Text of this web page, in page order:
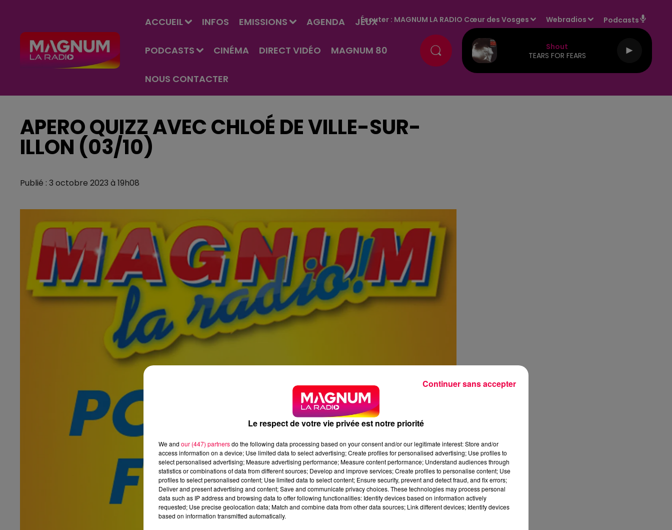
ACCUEIL INFOS EMISSIONS AGENDA JEUX
PODCASTS CINÉMA DIRECT VIDÉO MAGNUM 80
NOUS CONTACTER
Écouter : MAGNUM LA RADIO Cœur des Vosges Webradios Podcasts
Shout
TEARS FOR FEARS
APERO QUIZZ AVEC CHLOÉ DE VILLE-SUR-
ILLON (03/10)
Publié : 3 octobre 2023 à 19h08
Le respect de votre vie privée est notre priorité
We and our (447) partnersdo the following data processing based on your consent and/or our legitimate interest: Store and/or
access information on a device; Use limited data to select advertising; Create profiles for personalised advertising; Use profiles to
select personalised advertising; Measure advertising performance; Measure content performance; Understand audiences through
statistics or combinations of data from different sources; Develop and improve services; Create profiles to personalise content; Use
profiles to select personalised content; Use limited data to select content; Ensure security, prevent and detect fraud, and fix errors;
Deliver and present advertising and content; Save and communicate privacy choices. These technologies may process personal
data such as IP address and browsing data to offer following functionalities: Identify devices based on information actively
requested; Use precise geolocation data; Match and combine data from other data sources; Link different devices; Identify devices
based on information transmitted automatically.
Continuer sans accepter